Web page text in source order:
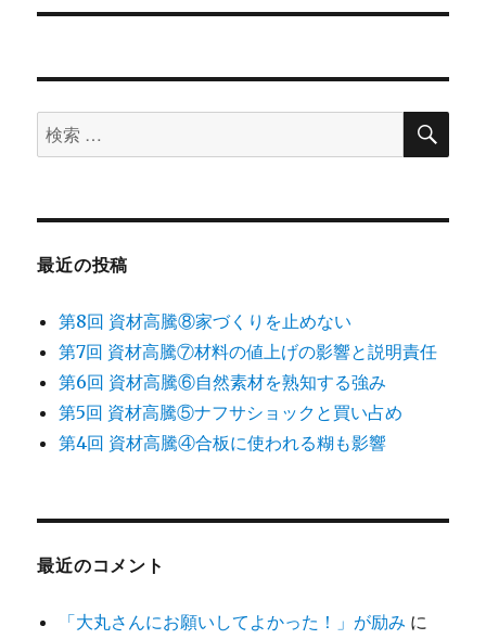
シ
ン
稿:
検
索
象:
検
最近の投稿
第8回 資材高騰⑧家づくりを止めない
第7回 資材高騰⑦材料の値上げの影響と説明責任
第6回 資材高騰⑥自然素材を熟知する強み
第5回 資材高騰⑤ナフサショックと買い占め
第4回 資材高騰④合板に使われる糊も影響
最近のコメント
「大丸さんにお願いしてよかった！」が励み に